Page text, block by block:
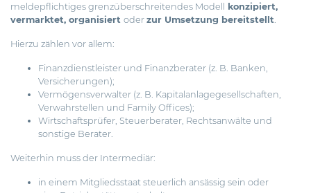
meldepflichtiges grenzüberschreitendes Modell
konzipiert,
vermarktet, organisiert oder zur Umsetzung bereitstellt.
Hierzu zählen vor allem:
Finanzdienstleister und Finanzberater (z. B. Banken,
Versicherungen);
Vermögensverwalter (z. B. Kapitalanlagegesellschaften,
Verwahrstellen und Family Offices);
Wirtschaftsprüfer, Steuerberater, Rechtsanwälte und
sonstige Berater.
Weiterhin muss der Intermediär:
in einem Mitgliedsstaat steuerlich ansässig sein oder